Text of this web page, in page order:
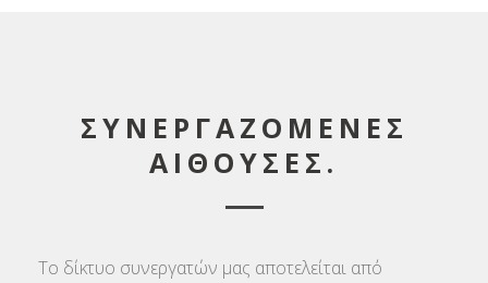
ΣΥΝΕΡΓΑΖΟΜΕΝΕΣ
ΑΙΘΟΥΣΕΣ.
Το δίκτυο συνεργατών μας αποτελείται από